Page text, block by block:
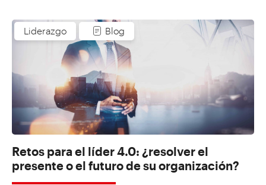
Liderazgo Blog
Retos para el líder 4.0: ¿resolver el
presente o el futuro de su organización?